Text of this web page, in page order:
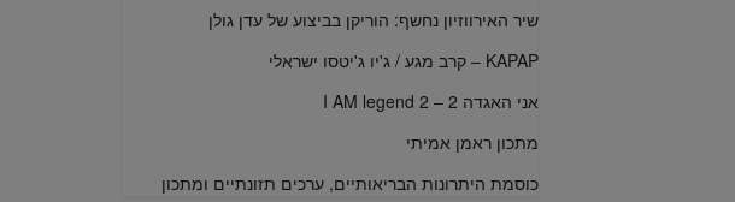
שיר האירווזיון נחשף: הוריקן בביצוע של עדן גולן
KAPAP – קרב מגע / ג'יו ג'יטסו ישראלי
אני האגדה 2 – I AM legend 2
מתכון ראמן אמיתי
כוסמת היתרונות הבריאותיים, ערכים תזונתיים ומתכון